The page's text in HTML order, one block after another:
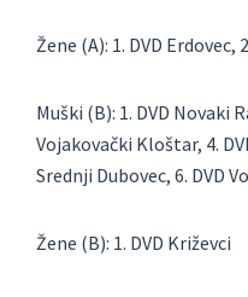
Žene (A): 1. DVD Erdovec,
Muški (B): 1. DVD Novaki
Vojakovački Kloštar, 4.
Srednji Dubovec, 6. DVD
Žene (B): 1. DVD Križevci